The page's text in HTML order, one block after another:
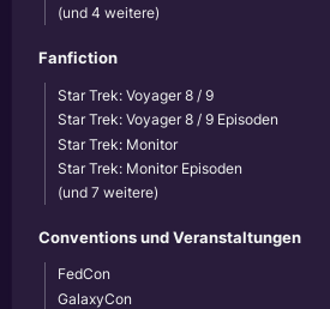
(und 4 weitere)
Fanfiction
Star Trek: Voyager 8 / 9
Star Trek: Voyager 8 / 9 Episoden
Star Trek: Monitor
Star Trek: Monitor Episoden
(und 7 weitere)
Conventions und Veranstaltungen
FedCon
GalaxyCon